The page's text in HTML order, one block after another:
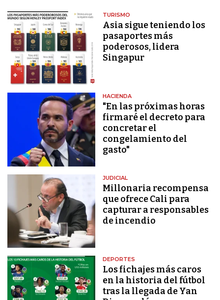
TURISMO
Asia sigue teniendo los
pasaportes más
poderosos, lidera
Singapur
HACIENDA
"En las próximas horas
firmaré el decreto para
concretar el
congelamiento del
gasto"
JUDICIAL
Millonaria recompensa
que ofrece Cali para
capturar a responsables
de incendio
DEPORTES
Los fichajes más caros
en la historia del fútbol
tras la llegada de Yan